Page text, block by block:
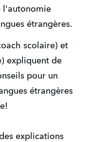
l'autonomie
étrangères.
scolaire) et
expliquent de
pour un
étrangères
explications